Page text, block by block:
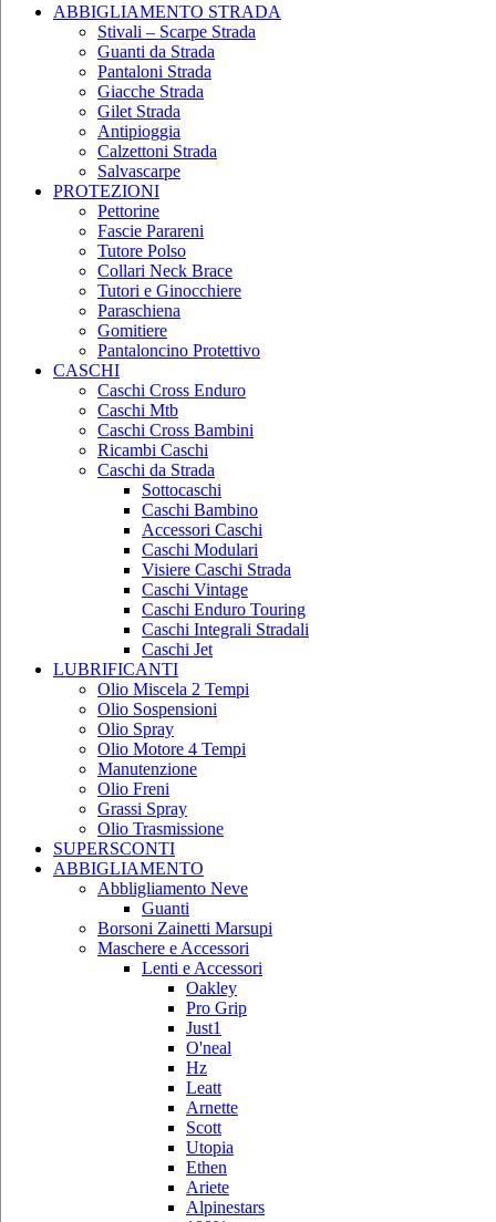
ABBIGLIAMENTO STRADA
Stivali – Scarpe Strada
Guanti da Strada
Pantaloni Strada
Giacche Strada
Gilet Strada
Antipioggia
Calzettoni Strada
Salvascarpe
PROTEZIONI
Pettorine
Fascie Parareni
Tutore Polso
Collari Neck Brace
Tutori e Ginocchiere
Paraschiena
Gomitiere
Pantaloncino Protettivo
CASCHI
Caschi Cross Enduro
Caschi Mtb
Caschi Cross Bambini
Ricambi Caschi
Caschi da Strada
Sottocaschi
Caschi Bambino
Accessori Caschi
Caschi Modulari
Visiere Caschi Strada
Caschi Vintage
Caschi Enduro Touring
Caschi Integrali Stradali
Caschi Jet
LUBRIFICANTI
Olio Miscela 2 Tempi
Olio Sospensioni
Olio Spray
Olio Motore 4 Tempi
Manutenzione
Olio Freni
Grassi Spray
Olio Trasmissione
SUPERSCONTI
ABBIGLIAMENTO
Abbligliamento Neve
Guanti
Borsoni Zainetti Marsupi
Maschere e Accessori
Lenti e Accessori
Oakley
Pro Grip
Just1
O'neal
Hz
Leatt
Arnette
Scott
Utopia
Ethen
Ariete
Alpinestars